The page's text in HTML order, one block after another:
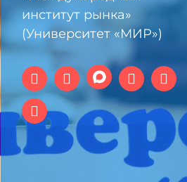
институт рынка»
(Университет «МИР»)